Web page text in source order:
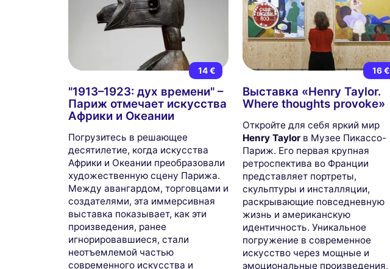
14 €
"1913–1923: дух времени" –
Париж отмечает искусства
Африки и Океании
Погрузитесь в решающее
десятилетие, когда искусства
Африки и Океании преобразовали
художественную сцену Парижа.
Между авангардом, торговцами и
создателями, эта иммерсивная
выставка показывает, как эти
произведения, ранее
игнорировавшиеся, стали
неотъемлемой частью
современного искусства и
16 €
Выставка «Henry Taylor.
Where thoughts provoke»
Откройте для себя яркий мир
Henry Taylorв Музее Пикассо-
Париж. Его первая крупная
ретроспектива во Франции
представляет портреты,
скульптуры и инсталляции,
раскрывающие повседневную
жизнь и американскую
идентичность. Уникальное
погружение в современное
искусство через мощные и
эмоциональные произведения,